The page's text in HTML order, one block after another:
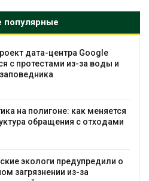
популярные
дата-центра Google
с протестами из-за воды и
на полигоне: как меняется
обращения с отходами
экологи предупредили о
загрязнении из-за